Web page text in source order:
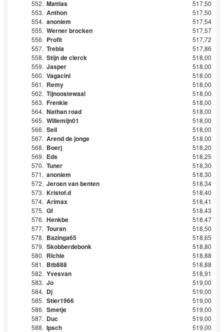
552. Mattias
517,50
553. Anthon
517,50
554. anoniem
517,54
555. Werner brocken
517,57
556. Profit
517,72
557. Trebla
517,86
558. Stijn de clerck
518,00
559. Jasper
518,00
560. Vagacini
518,00
561. Remy
518,00
562. Tijnoostewaal
518,00
563. Frenkie
518,00
564. Nathan road
518,00
565. Willemijn01
518,00
566. Sell
518,00
567. Arend de jonge
518,00
568. Boerj
518,20
569. Eds
518,25
570. Tuner
518,30
571. anoniem
518,30
572. Jeroen van benten
518,34
573. Kristof.d
518,40
574. Arimax
518,41
575. Gf
518,43
576. Henkbe
518,47
577. Touran
518,50
578. Bazinga65
518,65
579. Skobberdebonk
518,80
580. Richie
518,88
581. Btb888
518,88
582. Yvesvan
518,91
583. Jo
519,00
584. Dj
519,00
585. Stier1966
519,00
586. Smetje
519,00
587. Duc
519,00
588. Ipsch
519,00